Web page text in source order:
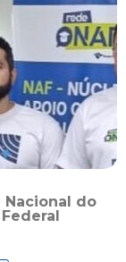
Nacional do